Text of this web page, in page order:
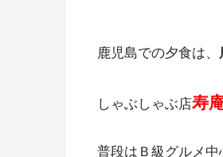
鹿児島での夕食は、
しゃぶしゃぶ店寿
普段はＢ級グルメ中